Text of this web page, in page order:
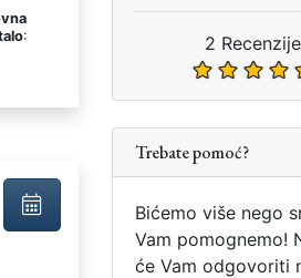
:
2 Recenzije
Trebate pomoć?
Bićemo više nego
Vam pomognemo!
će Vam odgovoriti